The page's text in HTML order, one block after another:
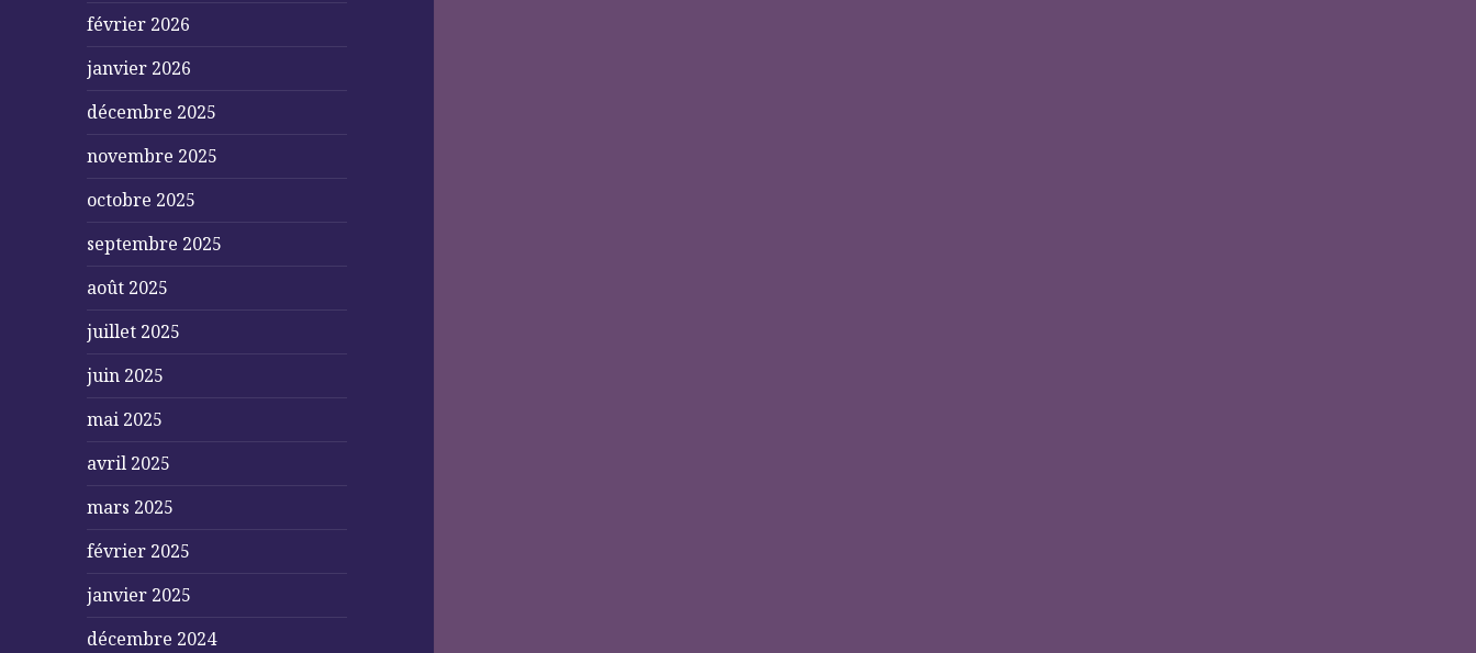
février 2026
janvier 2026
décembre 2025
novembre 2025
octobre 2025
septembre 2025
août 2025
juillet 2025
juin 2025
mai 2025
avril 2025
mars 2025
février 2025
janvier 2025
décembre 2024